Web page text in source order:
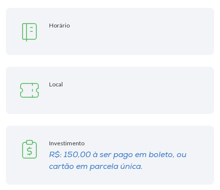
Horário
Local
Investimento
R$: 150,00 à ser pago em boleto, ou
cartão em parcela única.